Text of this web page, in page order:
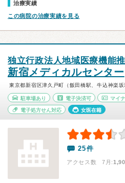
治療実績
この病院の治療実績を見る
独立行政法人地域医療機能
新宿メディカルセンター
東京都新宿区津久戸町（飯田橋駅、牛込神楽坂
駐車場あり 電子決済可 マイ
電子処方せん対応 女医在籍
25件
アクセス数 7月: